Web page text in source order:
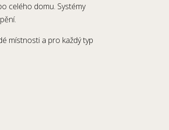
celého domu. Systémy
místnosti a pro každý typ